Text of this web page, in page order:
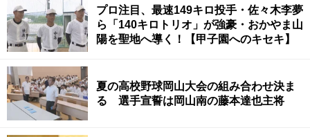
プロ注目、最速149キロ投手・佐々木李夢
ら「140キロトリオ」が強豪・おかやま山
陽を聖地へ導く！【甲子園へのキセキ】
夏の高校野球岡山大会の組み合わせ決ま
る 選手宣誓は岡山南の藤本達也主将